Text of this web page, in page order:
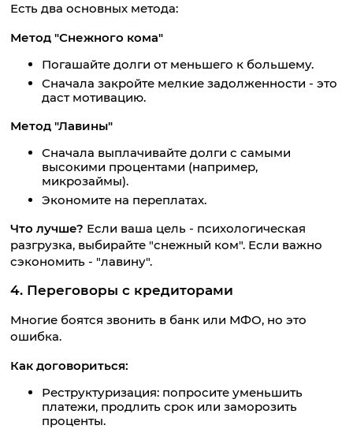
Есть два основных метода:
Метод "Снежного кома"
Погашайте долги от меньшего к большему.
Сначала закройте мелкие задолженности - это
даст мотивацию.
Метод "Лавины"
Сначала выплачивайте долги с самыми
высокими процентами (например,
микрозаймы).
Экономите на переплатах.
Что лучше? Если ваша цель - психологическая
разгрузка, выбирайте "снежный ком". Если важно
сэкономить - "лавину".
4. Переговоры с кредиторами
Многие боятся звонить в банк или МФО, но это
ошибка.
Как договориться:
Реструктуризация: попросите уменьшить
платежи, продлить срок или заморозить
проценты.